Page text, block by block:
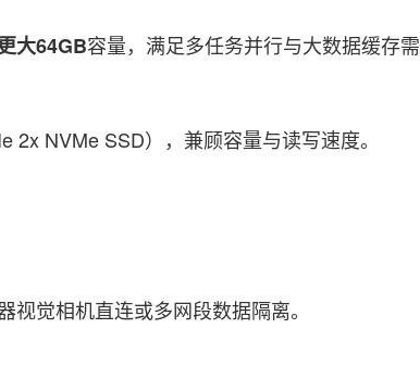
大64GB容量，满足多任务并行与大数据缓存需
2x NVMe SSD），兼顾容量与读写速度。
觉相机直连或多网段数据隔离。